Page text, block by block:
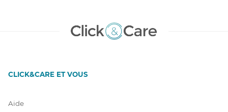
CLICK&CARE ET VOUS
Aide